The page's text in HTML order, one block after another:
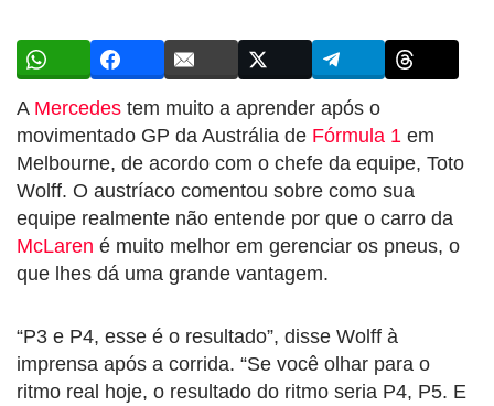
A Mercedes tem muito a aprender após o
movimentado GP da Austrália de Fórmula 1 em
Melbourne, de acordo com o chefe da equipe, Toto
Wolff. O austríaco comentou sobre como sua
equipe realmente não entende por que o carro da
McLaren é muito melhor em gerenciar os pneus, o
que lhes dá uma grande vantagem.
“P3 e P4, esse é o resultado”, disse Wolff à
imprensa após a corrida. “Se você olhar para o
ritmo real hoje, o resultado do ritmo seria P4, P5. E